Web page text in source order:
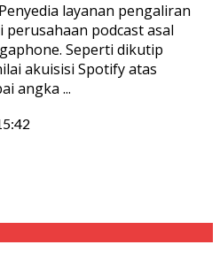
layanan pengaliran
podcast asal
Seperti dikutip
akuisisi Spotify atas
angka ...